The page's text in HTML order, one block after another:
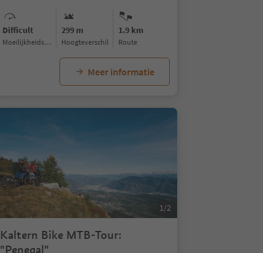
Difficult
Moeilijkheidsgraad
299 m
Hoogteverschil
1.9 km
Route
Meer informatie
1/2
Kaltern Bike MTB-Tour:
"Penegal"